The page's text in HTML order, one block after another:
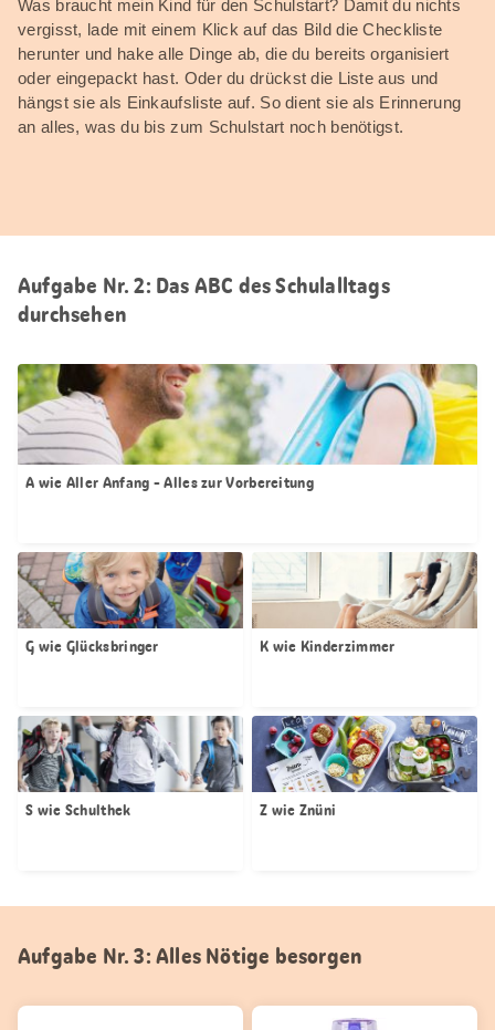
Was braucht mein Kind für den Schulstart? Damit du nichts
vergisst, lade mit einem Klick auf das Bild die Checkliste
herunter und hake alle Dinge ab, die du bereits organisiert
oder eingepackt hast. Oder du drückst die Liste aus und
hängst sie als Einkaufsliste auf. So dient sie als Erinnerung
an alles, was du bis zum Schulstart noch benötigst.
Aufgabe Nr. 2: Das ABC des Schulalltags
durchsehen
A wie Aller Anfang - Alles zur Vorbereitung
G wie Glücksbringer K wie Kinderzimmer
S wie Schulthek Z wie Znüni
Aufgabe Nr. 3: Alles Nötige besorgen